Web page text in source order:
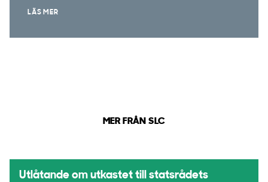
LÄS MER
MER FRÅN SLC
Utlåtande om utkastet till statsrådets